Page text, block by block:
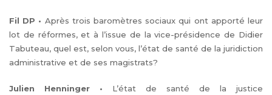
Fil DP • Après trois baromètres sociaux qui ont apporté leur
lot de réformes, et à l’issue de la vice-présidence de Didier
Tabuteau, quel est, selon vous, l’état de santé de la juridiction
administrative et de ses magistrats?
Julien Henninger • L’état de santé de la justice